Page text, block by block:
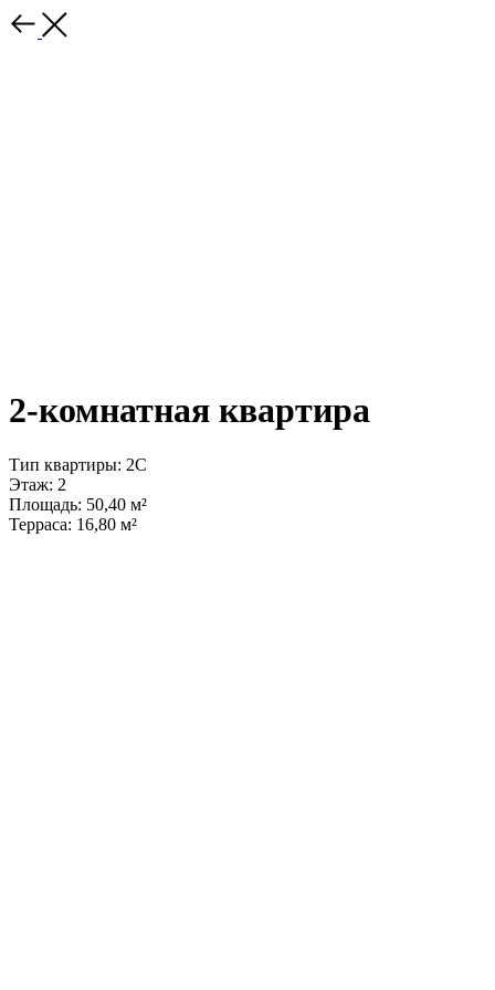
2-комнатная квартира
Тип квартиры: 2С
Этаж: 2
Площадь: 50,40 м²
Терраса: 16,80 м²